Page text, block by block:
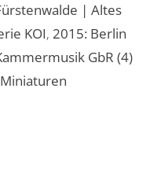
| Altes
KOI, 2015: Berlin
GbR (4)
Miniaturen